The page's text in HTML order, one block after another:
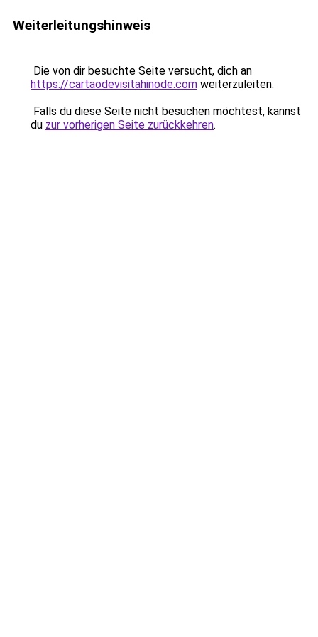
Weiterleitungshinweis
Die von dir besuchte Seite versucht, dich an
https://cartaodevisitahinode.com weiterzuleiten.
Falls du diese Seite nicht besuchen möchtest, kannst
du zur vorherigen Seite zurückkehren.